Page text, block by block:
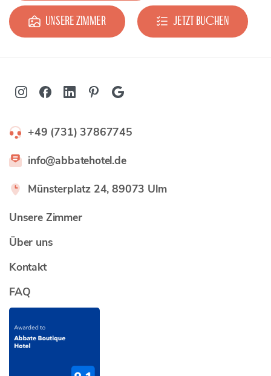
Unsere Zimmer Jetzt buchen
+49 (731) 37867745
info@abbatehotel.de
Münsterplatz 24, 89073 Ulm
Unsere Zimmer
Über uns
Kontakt
FAQ